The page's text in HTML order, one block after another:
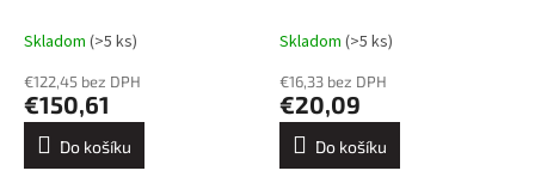
Skladom (>5 ks)
€122,45 bez DPH
€150,61
Do košíku
Skladom (>5 ks)
€16,33 bez DPH
€20,09
Do košíku